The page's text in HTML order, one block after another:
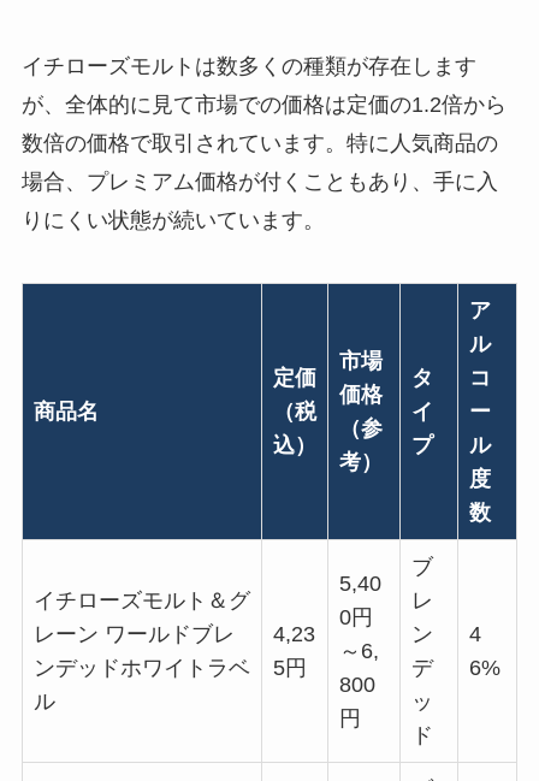
イチローズモルトは数多くの種類が存在します
が、全体的に見て市場での価格は定価の1.2倍から
数倍の価格で取引されています。特に人気商品の
場合、プレミアム価格が付くこともあり、手に入
りにくい状態が続いています。
商品名
定価
（税
込）
市場
価格
（参
考）
タ
イ
プ
ア
ル
コ
ー
ル
度
数
イチローズモルト＆グ
レーン ワールドブレ
ンデッドホワイトラベ
ル
4,23
5円
5,40
0円
～6,
800
円
ブ
レ
ン
デ
ッ
ド
4
6%